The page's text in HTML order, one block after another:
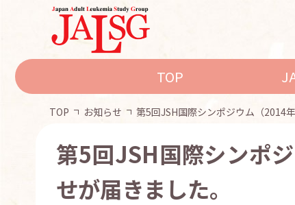
TOP
TOP お知らせ 第5回JSH国際シンポジウム（2014
第5回JSH国際シンポ
せが届きました。